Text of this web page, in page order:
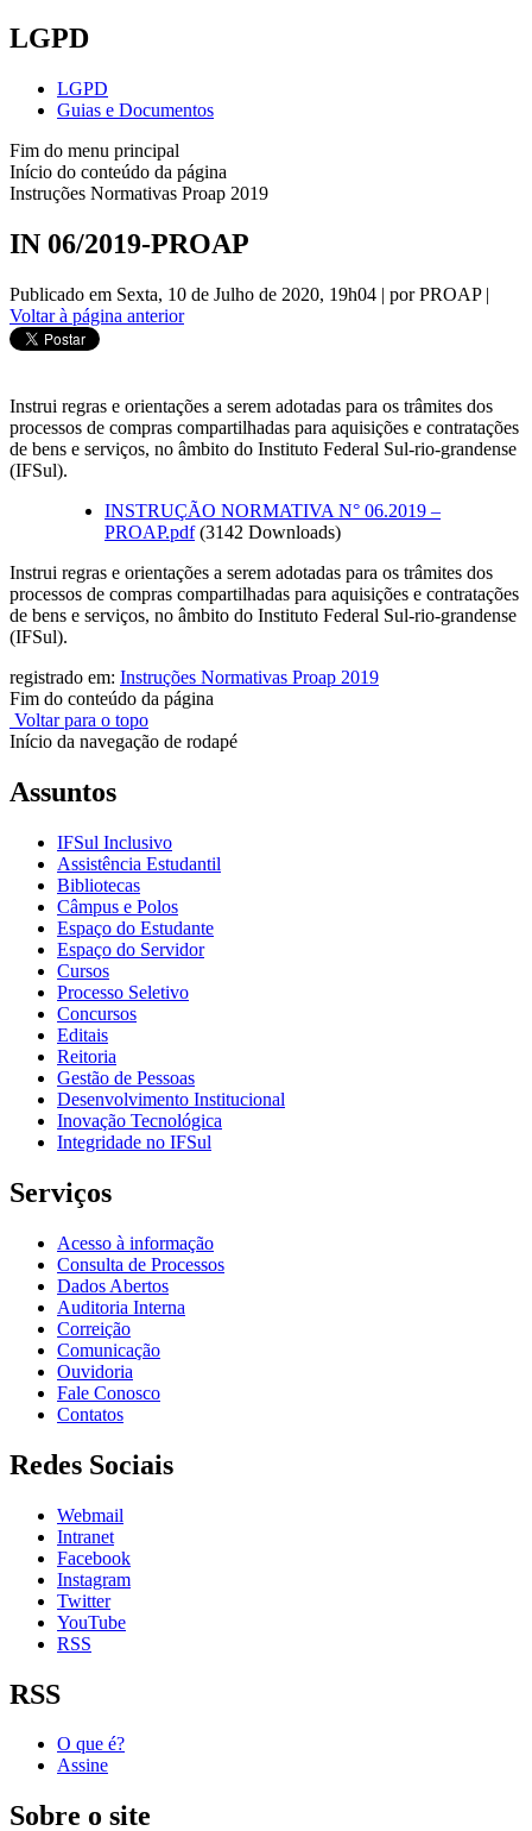
LGPD
LGPD
Guias e Documentos
Fim do menu principal
Início do conteúdo da página
Instruções Normativas Proap 2019
IN 06/2019-PROAP
Publicado em Sexta, 10 de Julho de 2020, 19h04 | por PROAP |
Voltar à página anterior
Instrui regras e orientações a serem adotadas para os trâmites dos
processos de compras compartilhadas para aquisições e contratações
de bens e serviços, no âmbito do Instituto Federal Sul-rio-grandense
(IFSul).
INSTRUÇÃO NORMATIVA N° 06.2019 –
PROAP.pdf (3142 Downloads)
Instrui regras e orientações a serem adotadas para os trâmites dos
processos de compras compartilhadas para aquisições e contratações
de bens e serviços, no âmbito do Instituto Federal Sul-rio-grandense
(IFSul).
registrado em: Instruções Normativas Proap 2019
Fim do conteúdo da página
Voltar para o topo
Início da navegação de rodapé
Assuntos
IFSul Inclusivo
Assistência Estudantil
Bibliotecas
Câmpus e Polos
Espaço do Estudante
Espaço do Servidor
Cursos
Processo Seletivo
Concursos
Editais
Reitoria
Gestão de Pessoas
Desenvolvimento Institucional
Inovação Tecnológica
Integridade no IFSul
Serviços
Acesso à informação
Consulta de Processos
Dados Abertos
Auditoria Interna
Correição
Comunicação
Ouvidoria
Fale Conosco
Contatos
Redes Sociais
Webmail
Intranet
Facebook
Instagram
Twitter
YouTube
RSS
RSS
O que é?
Assine
Sobre o site